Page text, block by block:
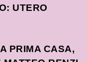
UTERO
PRIMA CASA,